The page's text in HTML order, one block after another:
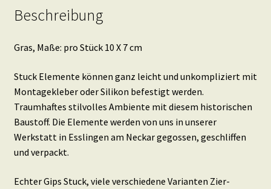
Beschreibung
Gras, Maße: pro Stück 10 X 7 cm
Stuck Elemente können ganz leicht und unkompliziert mit
Montagekleber oder Silikon befestigt werden.
Traumhaftes stilvolles Ambiente mit diesem historischen
Baustoff. Die Elemente werden von uns in unserer
Werkstatt in Esslingen am Neckar gegossen, geschliffen
und verpackt.
Echter Gips Stuck, viele verschiedene Varianten Zier-